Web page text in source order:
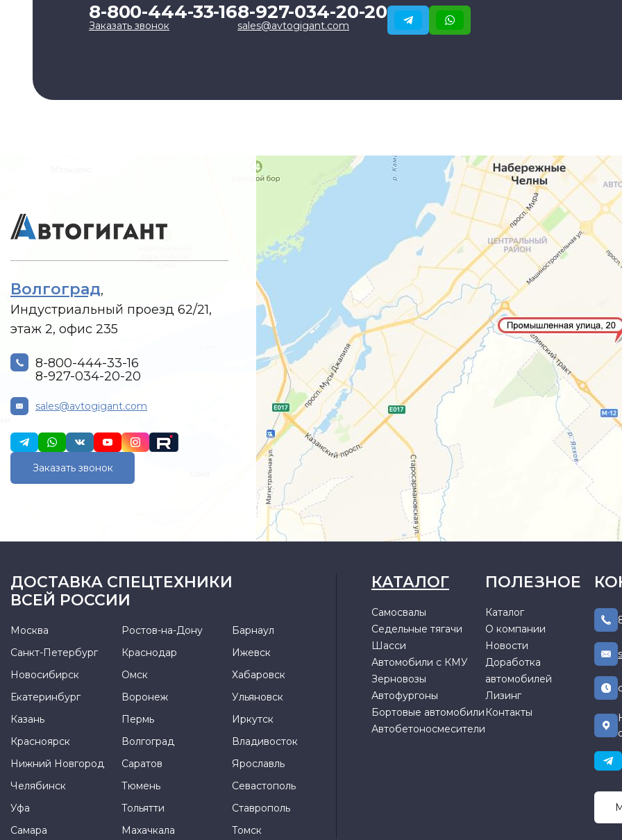
8-800-444-33-16
Заказать звонок
8-927-034-20-20
sales@avtogigant.com
Волгоград,
Индустриальный проезд 62/21,
этаж 2, офис 235
8-800-444-33-16
8-927-034-20-20
sales@avtogigant.com
Заказать звонок
ДОСТАВКА СПЕЦТЕХНИКИ
ВСЕЙ РОССИИ
Москва Ростов-на-Дону
Барнаул
Санкт-Петербург
Краснодар
Ижевск
Новосибирск
Омск
Хабаровск
Екатеринбург
Воронеж
Ульяновск
Казань
Пермь
Иркутск
Красноярск
Волгоград
Владивосток
Нижний Новгород
Саратов
Ярославль
Челябинск
Тюмень
Севастополь
Уфа
Тольятти
Ставрополь
Самара
Махачкала Томск
КАТАЛОГ
Самосвалы
Седельные тягачи
Шасси
Автомобили с КМУ
Зерновозы
Автофургоны
Бортовые автомобили
Автобетоносмесители
ПОЛЕЗНОЕ
Каталог
О компании
Новости
Доработка
автомобилей
Лизинг
Контакты